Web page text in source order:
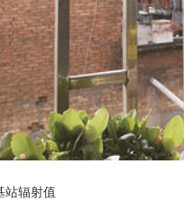
站辐射值